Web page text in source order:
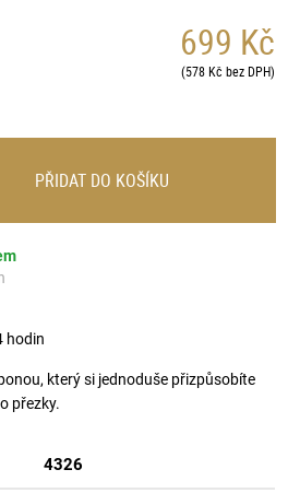
699 Kč
(578 Kč bez DPH)
PŘIDAT DO KOŠÍKU
hodin
který si jednoduše přizpůsobíte
přezky.
4326